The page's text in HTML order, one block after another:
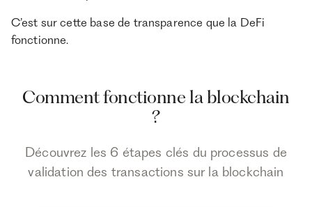
C’est sur cette base de transparence que la DeFi
fonctionne.
Comment fonctionne la blockchain
?
Découvrez les 6 étapes clés du processus de
validation des transactions sur la blockchain